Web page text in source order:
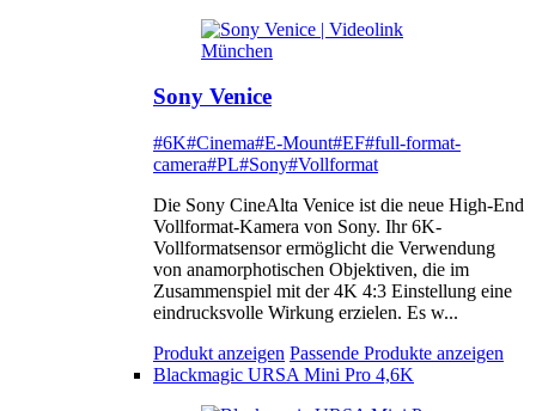
Sony Venice
#6K#Cinema#E-Mount#EF#full-format-
camera#PL#Sony#Vollformat
Die Sony CineAlta Venice ist die neue High-End
Vollformat-Kamera von Sony. Ihr 6K-
Vollformatsensor ermöglicht die Verwendung
von anamorphotischen Objektiven, die im
Zusammenspiel mit der 4K 4:3 Einstellung eine
eindrucksvolle Wirkung erzielen. Es w...
Produkt anzeigen Passende Produkte anzeigen
Blackmagic URSA Mini Pro 4,6K